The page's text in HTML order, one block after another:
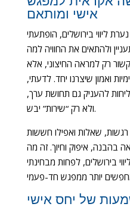
אישי ומותאם
ליווי בירושלים, הופתעתי
ולהתאים את החוויה למה
רק למראה החיצוני, אלא
ואמון שיצרנו יחד. לדעתי,
להעניק גם תחושת ערך,
ולא רק “שירות” יבש.
שאלות ואפילו חששות
בהבנה, איפוק וחיוך. זה מה
בירושלים, לפחות מבחינתי
של יחס אישי